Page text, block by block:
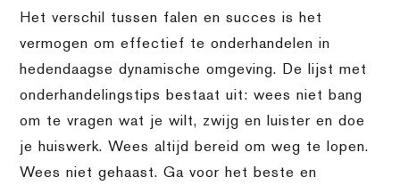
Het verschil tussen falen en succes is het
vermogen om effectief te onderhandelen in
hedendaagse dynamische omgeving. De lijst met
onderhandelingstips bestaat uit: wees niet bang
om te vragen wat je wilt, zwijg en luister en doe
je huiswerk. Wees altijd bereid om weg te lopen.
Wees niet gehaast. Ga voor het beste en